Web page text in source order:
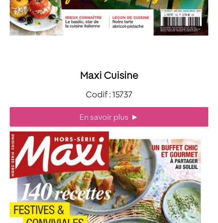
Maxi Cuisine
Codif : 15737
En savoir plus ►